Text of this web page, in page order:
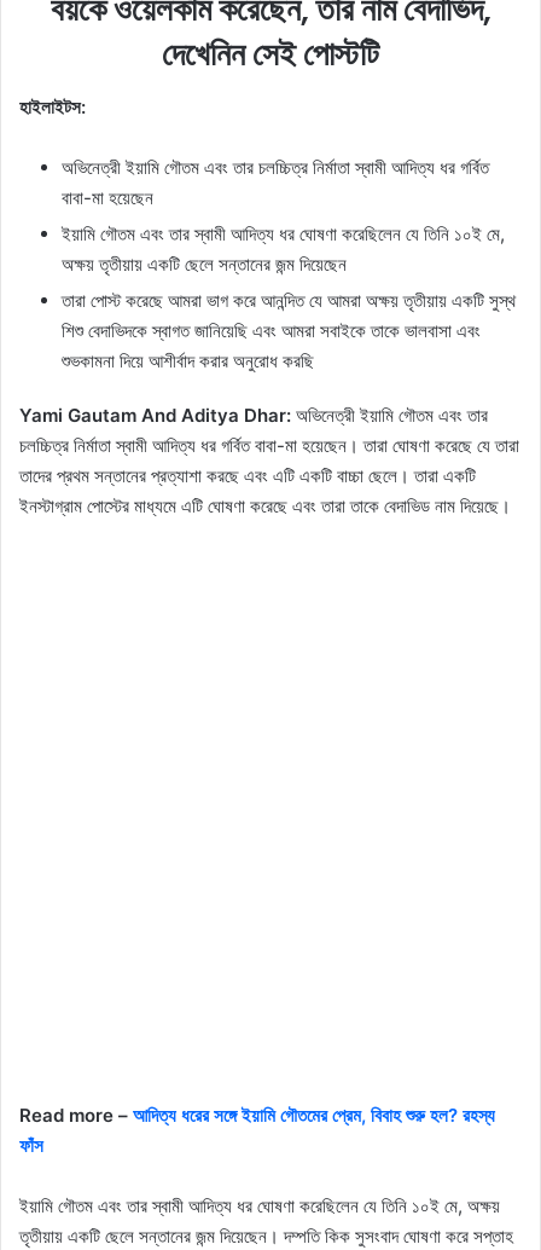
বয়কে ওয়েলকাম করেছেন, তার নাম বেদাভিদ,
দেখেনিন সেই পোস্টটি
হাইলাইটস:
অভিনেত্রী ইয়ামি গৌতম এবং তার চলচ্চিত্র নির্মাতা স্বামী আদিত্য ধর গর্বিত
বাবা-মা হয়েছেন
ইয়ামি গৌতম এবং তার স্বামী আদিত্য ধর ঘোষণা করেছিলেন যে তিনি ১০ই মে,
অক্ষয় তৃতীয়ায় একটি ছেলে সন্তানের জন্ম দিয়েছেন
তারা পোস্ট করেছে আমরা ভাগ করে আনন্দিত যে আমরা অক্ষয় তৃতীয়ায় একটি সুস্থ
শিশু বেদাভিদকে স্বাগত জানিয়েছি এবং আমরা সবাইকে তাকে ভালবাসা এবং
শুভকামনা দিয়ে আশীর্বাদ করার অনুরোধ করছি
Yami Gautam And Aditya Dhar: অভিনেত্রী ইয়ামি গৌতম এবং তার
চলচ্চিত্র নির্মাতা স্বামী আদিত্য ধর গর্বিত বাবা-মা হয়েছেন। তারা ঘোষণা করেছে যে তারা
তাদের প্রথম সন্তানের প্রত্যাশা করছে এবং এটি একটি বাচ্চা ছেলে। তারা একটি
ইনস্টাগ্রাম পোস্টের মাধ্যমে এটি ঘোষণা করেছে এবং তারা তাকে বেদাভিড নাম দিয়েছে।
Read more – আদিত্য ধরের সঙ্গে ইয়ামি গৌতমের প্রেম, বিবাহ শুরু হল? রহস্য
ফাঁস
ইয়ামি গৌতম এবং তার স্বামী আদিত্য ধর ঘোষণা করেছিলেন যে তিনি ১০ই মে, অক্ষয়
তৃতীয়ায় একটি ছেলে সন্তানের জন্ম দিয়েছেন। দম্পতি কিক সুসংবাদ ঘোষণা করে সপ্তাহ